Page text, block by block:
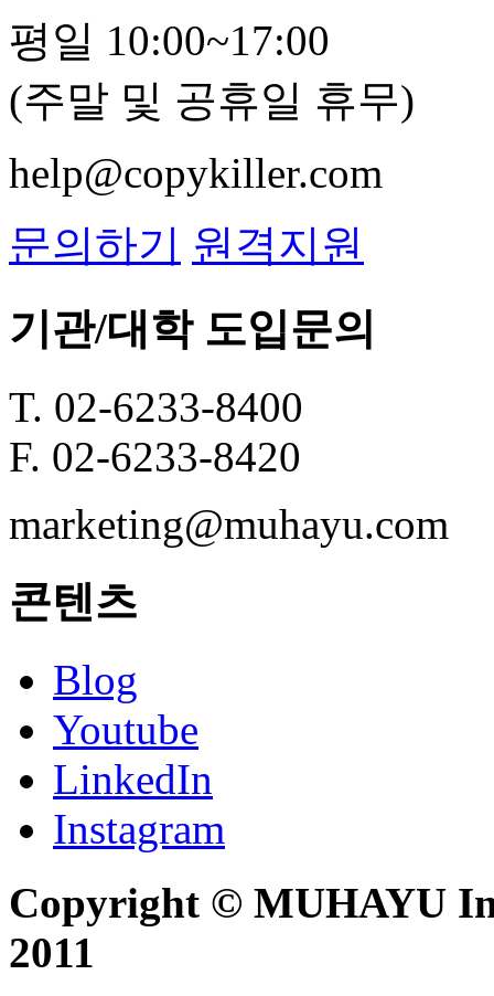
평일 10:00~17:00
(주말 및 공휴일 휴무)
help@copykiller.com
문의하기 원격지원
기관/대학 도입문의
T. 02-6233-8400
F. 02-6233-8420
marketing@muhayu.com
콘텐츠
Blog
Youtube
LinkedIn
Instagram
Copyright © MUHAYU
2011